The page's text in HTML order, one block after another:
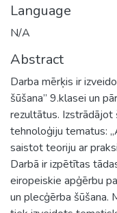
Language
N/A
Abstract
Darba mērķis ir
šūšana” 9.klasei un
rezultātus. Izstrādājot
tehnoloģiju tematus:
saistot teoriju ar
Darbā ir izpētītas
eiropeiskie apģērbu
un plecģērba šūšana.